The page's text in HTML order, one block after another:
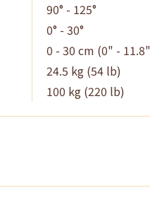
90° - 125°
0° - 30°
0 - 30 cm (0" -
24.5 kg (54 lb)
100 kg (220 lb)